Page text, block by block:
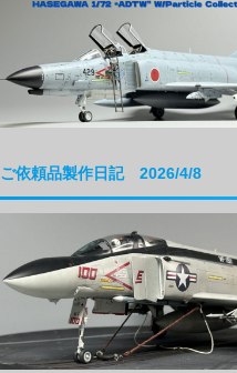
ご依頼品製作日記 2026/4/8